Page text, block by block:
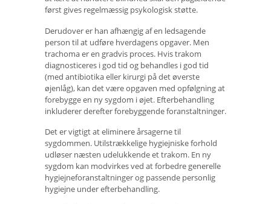
først gives regelmæssig psykologisk støtte.
Derudover er han afhængig af en ledsagende
person til at udføre hverdagens opgaver. Men
trachoma er en gradvis proces. Hvis trakom
diagnosticeres i god tid og behandles i god tid
(med antibiotika eller kirurgi på det øverste
øjenlåg), kan det være opgaven med opfølgning at
forebygge en ny sygdom i øjet. Efterbehandling
inkluderer derefter forebyggende foranstaltninger.
Det er vigtigt at eliminere årsagerne til
sygdommen. Utilstrækkelige hygiejniske forhold
udløser næsten udelukkende et trakom. En ny
sygdom kan modvirkes ved at forbedre generelle
hygiejneforanstaltninger og passende personlig
hygiejne under efterbehandling.